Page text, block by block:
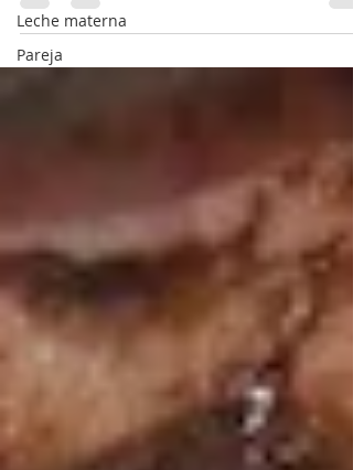
Leche materna
Pareja